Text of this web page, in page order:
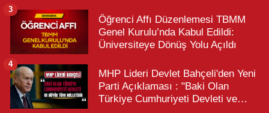
Öğrenci Affı Düzenlemesi TBMM
Genel Kurulu’nda Kabul Edildi:
Üniversiteye Dönüş Yolu Açıldı
3
MHP Lideri Devlet Bahçeli'den Yeni
Parti Açıklaması : "Baki Olan
Türkiye Cumhuriyeti Devleti ve
4